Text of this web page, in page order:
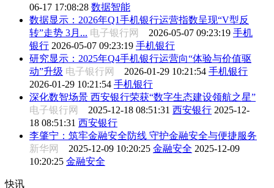
06-17 17:08:28 数据智能
数据显示：2026年Q1手机银行运营指数呈现“V型反
转”走势 3月... 电子银行网 2026-05-07 09:23:19 手机
银行 2026-05-07 09:23:19 手机银行
研究显示：2025年Q4手机银行运营向“体验与价值驱
动”升级 电子银行网 2026-01-29 10:21:54 手机银行
2026-01-29 10:21:54 手机银行
深化数智场景 西安银行荣获“数字生态建设领航之星”
电子银行网 2025-12-18 08:51:31 西安银行 2025-12-
18 08:51:31 西安银行
李肇宁：筑牢金融安全防线 守护金融安全与便捷服务
新华网 2025-12-09 10:20:25 金融安全 2025-12-09
10:20:25 金融安全
快讯